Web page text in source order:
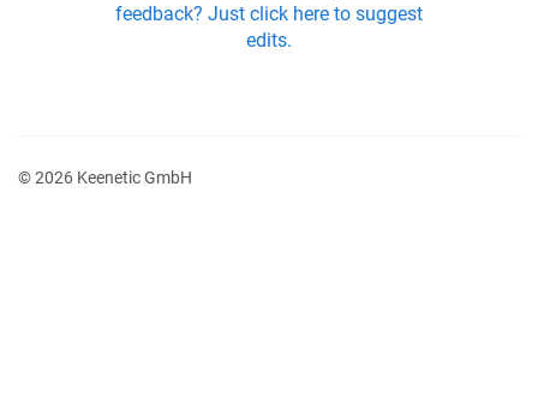
feedback? Just click here to suggest
edits.
© 2026 Keenetic GmbH